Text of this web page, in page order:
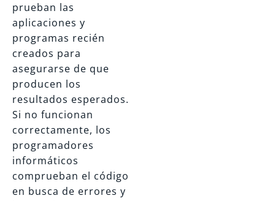
prueban las
aplicaciones y
programas recién
creados para
asegurarse de que
producen los
resultados esperados.
Si no funcionan
correctamente, los
programadores
informáticos
comprueban el código
en busca de errores y